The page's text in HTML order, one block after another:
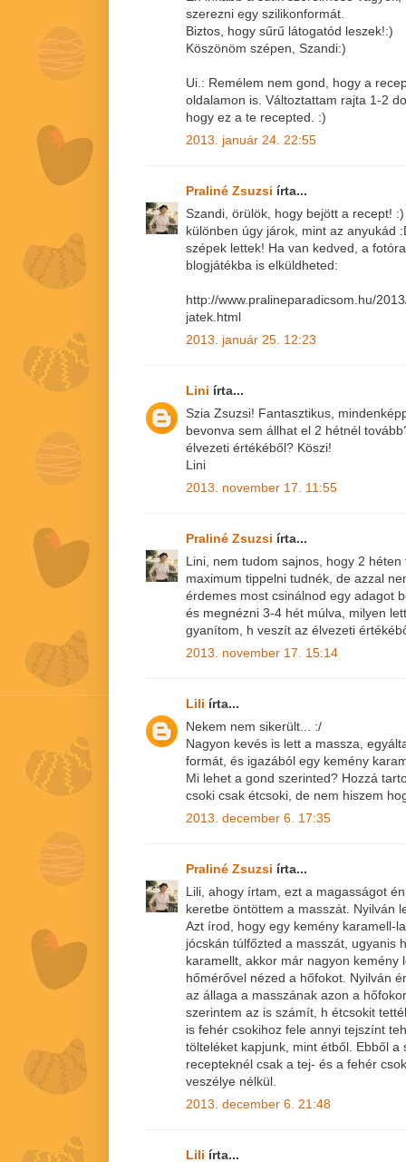
szerezni egy szilikonformát.
Biztos, hogy sűrű látogatód leszek!:)
Köszönöm szépen, Szandi:)
Ui.: Remélem nem gond, hogy a
oldalamon is. Változtattam rajta 1-2
hogy ez a te recepted. :)
2013. január 24. 22:55
Praliné Zsuzsi írta...
Szandi, örülök, hogy bejött a recept!
különben úgy járok, mint az anyukád
szépek lettek! Ha van kedved, a
blogjátékba is elküldheted:
http://www.pralineparadicsom.hu/
jatek.html
2013. január 25. 12:23
Lini írta...
Szia Zsuzsi! Fantasztikus,
bevonva sem állhat el 2 hétnél
élvezeti értékéből? Köszi!
Lini
2013. november 17. 11:55
Praliné Zsuzsi írta...
Lini, nem tudom sajnos, hogy 2
maximum tippelni tudnék, de azzal
érdemes most csinálnod egy adagot
és megnézni 3-4 hét múlva, milyen
gyanítom, h veszít az élvezeti
2013. november 17. 15:14
Lili írta...
Nekem nem sikerült... :/
Nagyon kevés is lett a massza,
formát, és igazából egy kemény
Mi lehet a gond szerinted? Hozzá
csoki csak étcsoki, de nem hiszem
2013. december 6. 17:35
Praliné Zsuzsi írta...
Lili, ahogy írtam, ezt a magasságot
keretbe öntöttem a masszát. Nyilván
Azt írod, hogy egy kemény karamell-
jócskán túlfőzted a masszát, ugyanis
karamellt, akkor már nagyon kemény
hőmérővel nézed a hőfokot. Nyilván
az állaga a masszának azon a
szerintem az is számít, h étcsokit
is fehér csokihoz fele annyi tejszínt
tölteléket kapjunk, mint étből. Ebből a
recepteknél csak a tej- és a fehér
veszélye nélkül.
2013. december 6. 21:48
Lili írta...